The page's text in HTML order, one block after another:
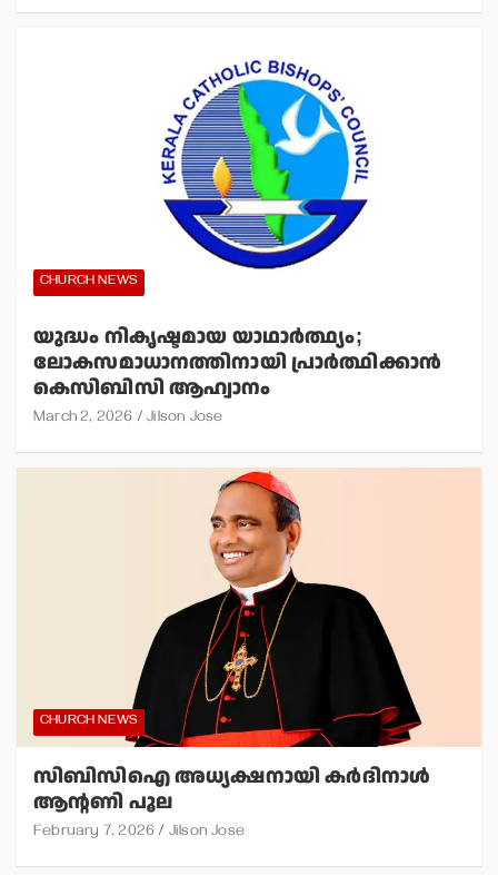
CHURCH NEWS
യുദ്ധം നികൃഷ്ടമായ യാഥാര്‍ത്ഥ്യം;
ലോകസമാധാനത്തിനായി പ്രാര്‍ത്ഥിക്കാന്‍
കെസിബിസി ആഹ്വാനം
March 2, 2026 Jilson Jose
CHURCH NEWS
സിബിസിഐ അധ്യക്ഷനായി കര്‍ദിനാള്‍
ആന്റണി പൂല
February 7, 2026 Jilson Jose